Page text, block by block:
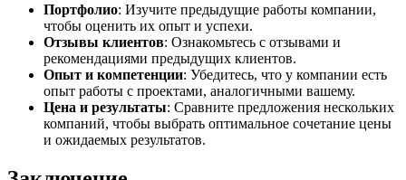
Портфолио: Изучите предыдущие работы компании,
чтобы оценить их опыт и успехи.
Отзывы клиентов: Ознакомьтесь с отзывами и
рекомендациями предыдущих клиентов.
Опыт и компетенции: Убедитесь, что у компании есть
опыт работы с проектами, аналогичными вашему.
Цена и результаты: Сравните предложения нескольких
компаний, чтобы выбрать оптимальное сочетание цены
и ожидаемых результатов.